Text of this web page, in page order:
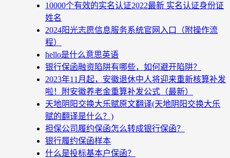
10000个有效的实名认证2022最新 实名认证身份证
姓名
2024阳光志愿信息服务系统官网入口（附操作流
程）
hello是什么意思英语
银行保函融资陷阱有哪些，如何避开陷阱？
2023年11月起，安徽退休中人将迎来重新核算补发
啦！附安徽养老金重算补发公式（最新）
天地阴阳交换大乐赋原文翻译(天地阴阳交换大乐
赋的翻译是什么？)
担保公司履约保函怎么转成银行保函？
银行履约保函样本
什么是投标基本户保函？